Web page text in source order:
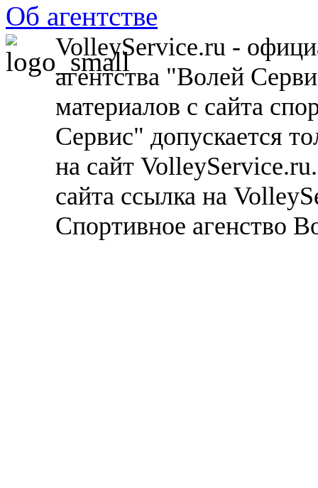
Об агентстве
VolleyService.ru -
агентства "Волей
материалов с сайта
Сервис" допускается
на сайт
сайта ссылка на
Спортивное агенство